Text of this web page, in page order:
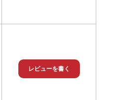
レビューを書く